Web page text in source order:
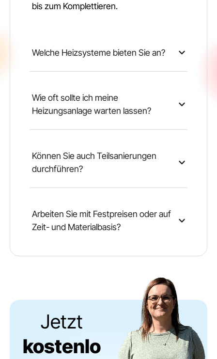
bis zum Komplettieren.
Welche Heizsysteme bieten Sie an?
Wie oft sollte ich meine
Heizungsanlage warten lassen?
Können Sie auch Teilsanierungen
durchführen?
Arbeiten Sie mit Festpreisen oder auf
Zeit- und Materialbasis?
Jetzt
kostenlo